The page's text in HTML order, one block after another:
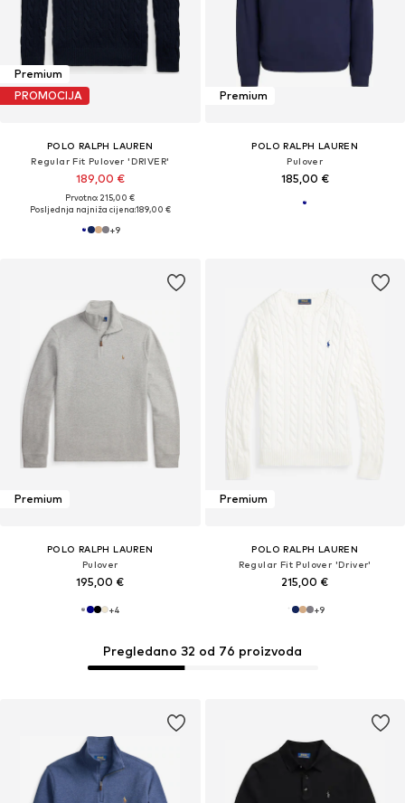
Premium
PROMOCIJA
POLO RALPH LAUREN
Regular Fit Pulover 'DRIVER'
189,00 €
Prvotno: 215,00 €
Posljednja najniža cijena:189,00 €
+9
Premium
POLO RALPH LAUREN
Pulover
185,00 €
Premium
POLO RALPH LAUREN
Pulover
195,00 €
+4
Premium
POLO RALPH LAUREN
Regular Fit Pulover 'Driver'
215,00 €
+9
Pregledano 32 od 76 proizvoda